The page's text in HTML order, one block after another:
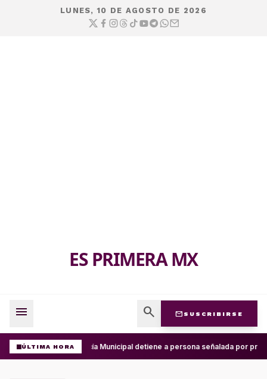
LUNES, 10 DE AGOSTO DE 2026
ES PRIMERA MX
menu search mail SUSCRIBIRSE
ÚLTIMA HORAPolicía Municipal detiene a persona señalada por